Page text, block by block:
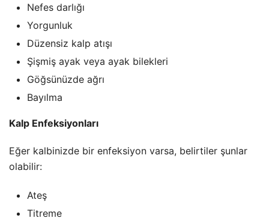
Nefes darlığı
Yorgunluk
Düzensiz kalp atışı
Şişmiş ayak veya ayak bilekleri
Göğsünüzde ağrı
Bayılma
Kalp Enfeksiyonları
Eğer kalbinizde bir enfeksiyon varsa, belirtiler şunlar
olabilir:
Ateş
Titreme